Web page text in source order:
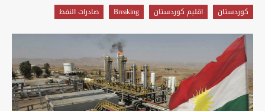
كوردستان اقليم كوردستان Breaking صادرات النفط